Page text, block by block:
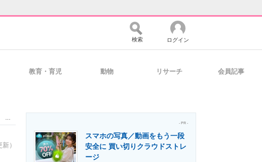
営リーダーのコミュニティ マーケ×ITの今がよく分かる
検索 ログイン
教育・育児 動物 リサーチ 会員記事
）
- PR -
スマホの写真／動画をもう一段
安全に 買い切りクラウドストレ
ージ